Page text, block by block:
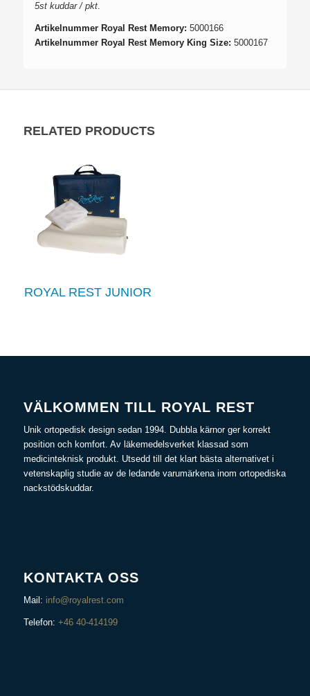
5st kuddar / pkt.
Artikelnummer Royal Rest Memory: 5000166
Artikelnummer Royal Rest Memory King Size: 5000167
RELATED PRODUCTS
ROYAL REST JUNIOR
VÄLKOMMEN TILL ROYAL REST
Unik ortopedisk design sedan 1994. Dubbla kärnor ger korrekt
position och komfort. Av läkemedelsverket klassad som
medicinteknisk produkt. Utsedd till det klart bästa alternativet i
vetenskaplig studie av de ledande varumärkena inom ortopediska
nackstödskuddar.
KONTAKTA OSS
Mail: info@royalrest.com
Telefon: +46 40-414199